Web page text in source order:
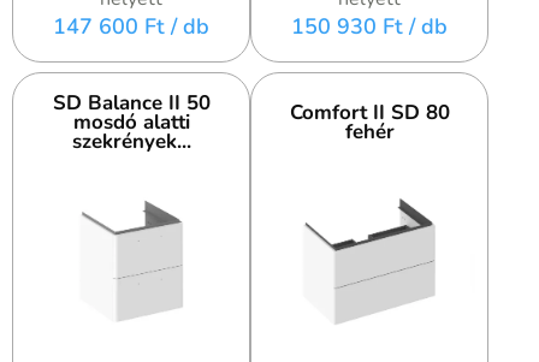
147 600 Ft / db 150 930 Ft / db
SD Balance II 50
mosdó alatti
szekrények...
Comfort II SD 80
fehér